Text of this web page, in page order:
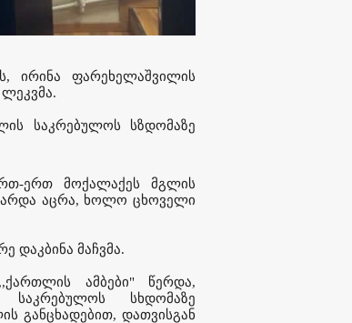
ირინა ფარეხელაშვილის
საკრებულოს სზდომაზე
ერთ მოქალაქეს მგლის
აცრა, ხოლო ცხოველი
დაკბინა მაჩვმა.
ამბები" წერდა,
საკრებულოს სხდომაზე
განცხადებით, დათვისგან